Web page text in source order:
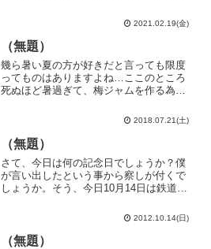
どうぞ。文章自体は書き終わっていて写
真だけ忘れていたカフカス旅行第11日目
とは違い、こ...
2021.02.19(金)
（無題）
幾ら暑い夏の方が好きだと言っても限度
ってものはありますよね…ここのところ
死ぬほど暑過ぎて、梅ジャムを作る為に1
くらいの文字通り滝のような汗をかいて
しまいました。1階南西角部屋の窓3つだ
からな…避けようが...
2018.07.21(土)
（無題）
さて、今日は何の記念日でしょうか？僕
が言い出したという事から察しが付くで
しょうか。そう、今日10月14日は鉄道の
本初の鉄道が開業したのです。近代日本
の幕開けですね。妹の誕生日だったりも
します。ピアノの...
2012.10.14(日)
（無題）